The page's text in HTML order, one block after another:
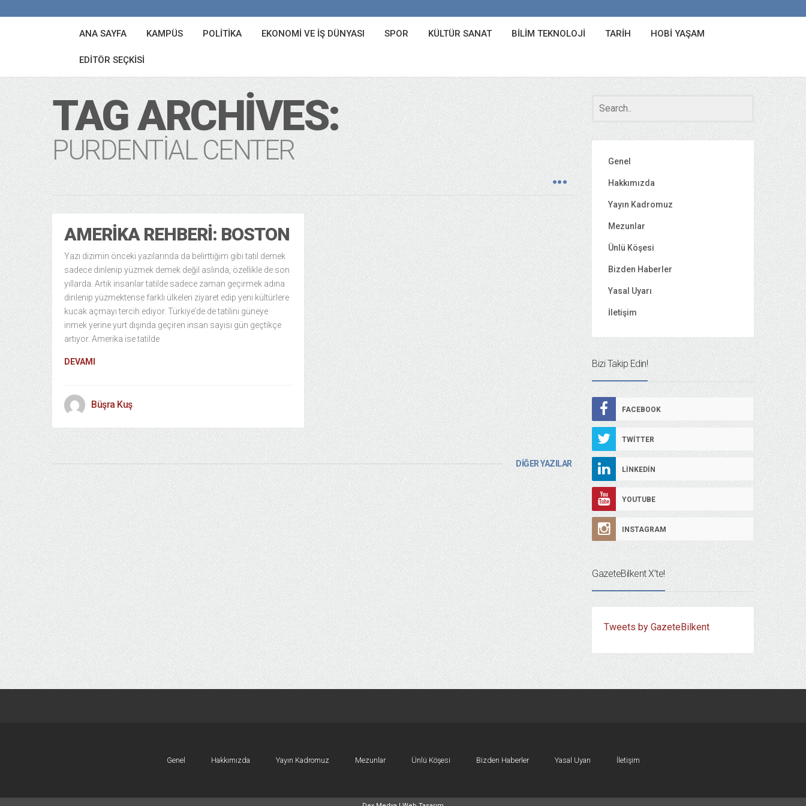
ANA SAYFA KAMPÜS POLITIKA EKONOMI VE İŞ DÜNYASI SPOR KÜLTÜR SANAT BILIM TEKNOLOJI TARIH HOBI YAŞAM
EDITÖR SEÇKISI
TAG ARCHIVES:
PURDENTIAL CENTER
AMERIKA REHBERI: BOSTON
Yazı dizimin önceki yazılarında da belirttiğim gibi tatil demek
sadece dinlenip yüzmek demek değil aslında, özellikle de son
yıllarda. Artık insanlar tatilde sadece zaman geçirmek adına
dinlenip yüzmektense farklı ülkeleri ziyaret edip yeni kültürlere
kucak açmayı tercih ediyor. Türkiye’de de tatilini güneye
inmek yerine yurt dışında geçiren insan sayısı gün geçtikçe
artıyor. Amerika ise tatilde
DEVAMI
Büşra Kuş
DİĞER YAZILAR
Genel
Hakkımızda
Yayın Kadromuz
Mezunlar
Ünlü Köşesi
Bizden Haberler
Yasal Uyarı
İletişim
Bizi Takip Edin!
FACEBOOK
TWITTER
LINKEDIN
YOUTUBE
INSTAGRAM
GazeteBilkent X’te!
Tweets by GazeteBilkent
Genel Hakkımızda Yayın Kadromuz Mezunlar Ünlü Köşesi Bizden Haberler Yasal Uyarı İletişim